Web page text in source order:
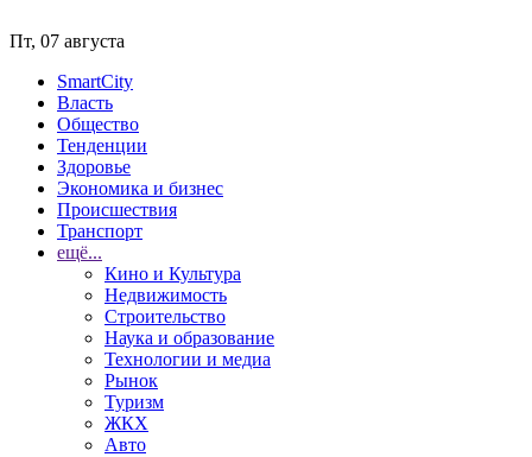
Пт, 07 августа
SmartCity
Власть
Общество
Тенденции
Здоровье
Экономика и бизнес
Происшествия
Транспорт
ещё...
Кино и Культура
Недвижимость
Строительство
Наука и образование
Технологии и медиа
Рынок
Туризм
ЖКХ
Авто